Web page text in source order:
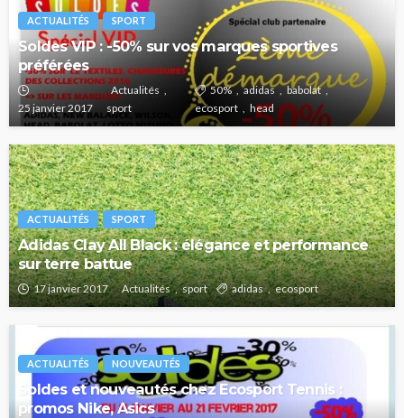
ACTUALITÉS SPORT
Soldes VIP : -50% sur vos marques sportives
préférées
25 janvier 2017
Actualités
sport
50% adidas
babolat
ecosport
head
ACTUALITÉS SPORT
Adidas Clay All Black : élégance et performance
sur terre battue
17 janvier 2017 Actualités sport adidas ecosport
ACTUALITÉS NOUVEAUTÉS
Soldes et nouveautés chez Ecosport Tennis :
promos Nike, Asics